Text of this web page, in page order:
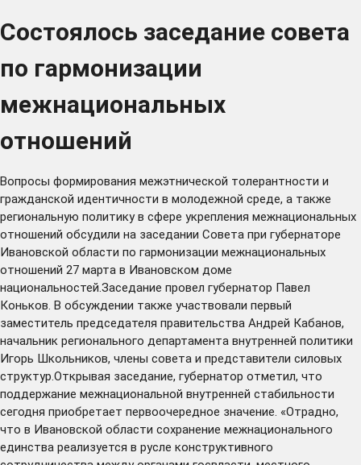
Состоялось заседание совета
по гармонизации
межнациональных
отношений
Вопросы формирования межэтнической толерантности и
гражданской идентичности в молодежной среде, а также
региональную политику в сфере укрепления межнациональных
отношений обсудили на заседании Совета при губернаторе
Ивановской области по гармонизации межнациональных
отношений 27 марта в Ивановском доме
национальностей.Заседание провел губернатор Павел
Коньков. В обсуждении также участвовали первый
заместитель председателя правительства Андрей Кабанов,
начальник регионального департамента внутренней политики
Игорь Школьников, члены совета и представители силовых
структур.Открывая заседание, губернатор отметил, что
поддержание межнациональной внутренней стабильности
сегодня приобретает первоочередное значение. «Отрадно,
что в Ивановской области сохранение межнационального
единства реализуется в русле конструктивного